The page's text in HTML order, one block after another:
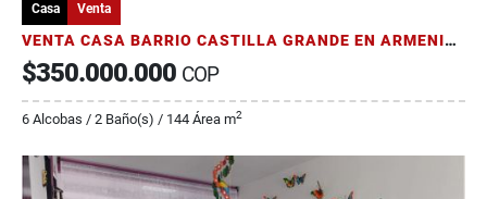
Casa Venta
VENTA CASA BARRIO CASTILLA GRANDE EN ARMENIA DOBLE RENTA
$350.000.000 COP
6 Alcobas / 2 Baño(s) / 144 Área m2